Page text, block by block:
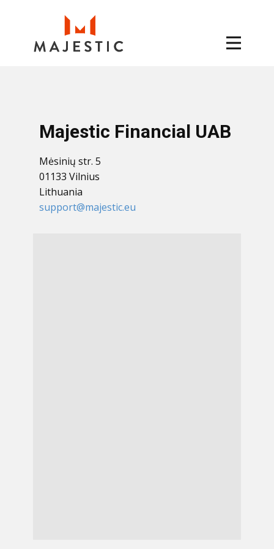
Majestic Financial UAB
Mėsinių str. 5
01133 Vilnius
Lithuania
support@majestic.eu